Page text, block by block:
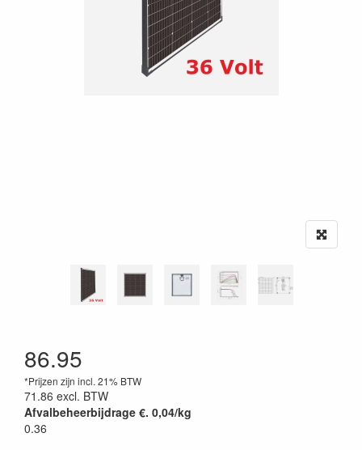
86.95
*Prijzen zijn incl. 21% BTW
71.86 excl. BTW
Afvalbeheerbijdrage €. 0,04/kg
0.36